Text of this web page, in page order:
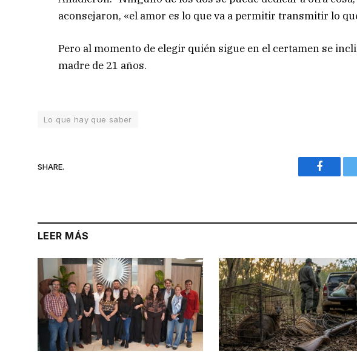
aconsejaron, «el amor es lo que va a permitir transmitir lo
Pero al momento de elegir quién sigue en el certamen se
madre de 21 años.
Lo que hay que saber
SHARE.
LEER MÁS